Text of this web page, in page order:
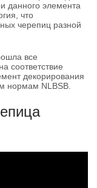
данного элемента
что
черепиц разной
все
соответствие
декорирования
нормам NLBSB.